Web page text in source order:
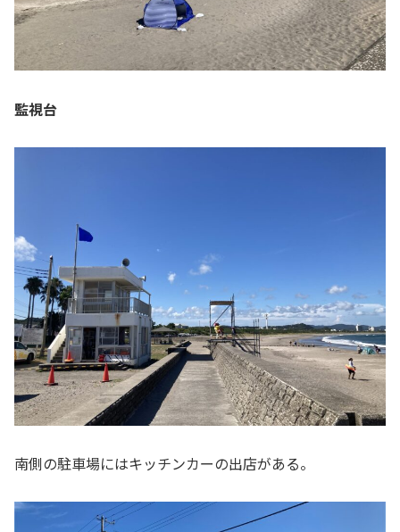
監視台
南側の駐車場にはキッチンカーの出店がある。